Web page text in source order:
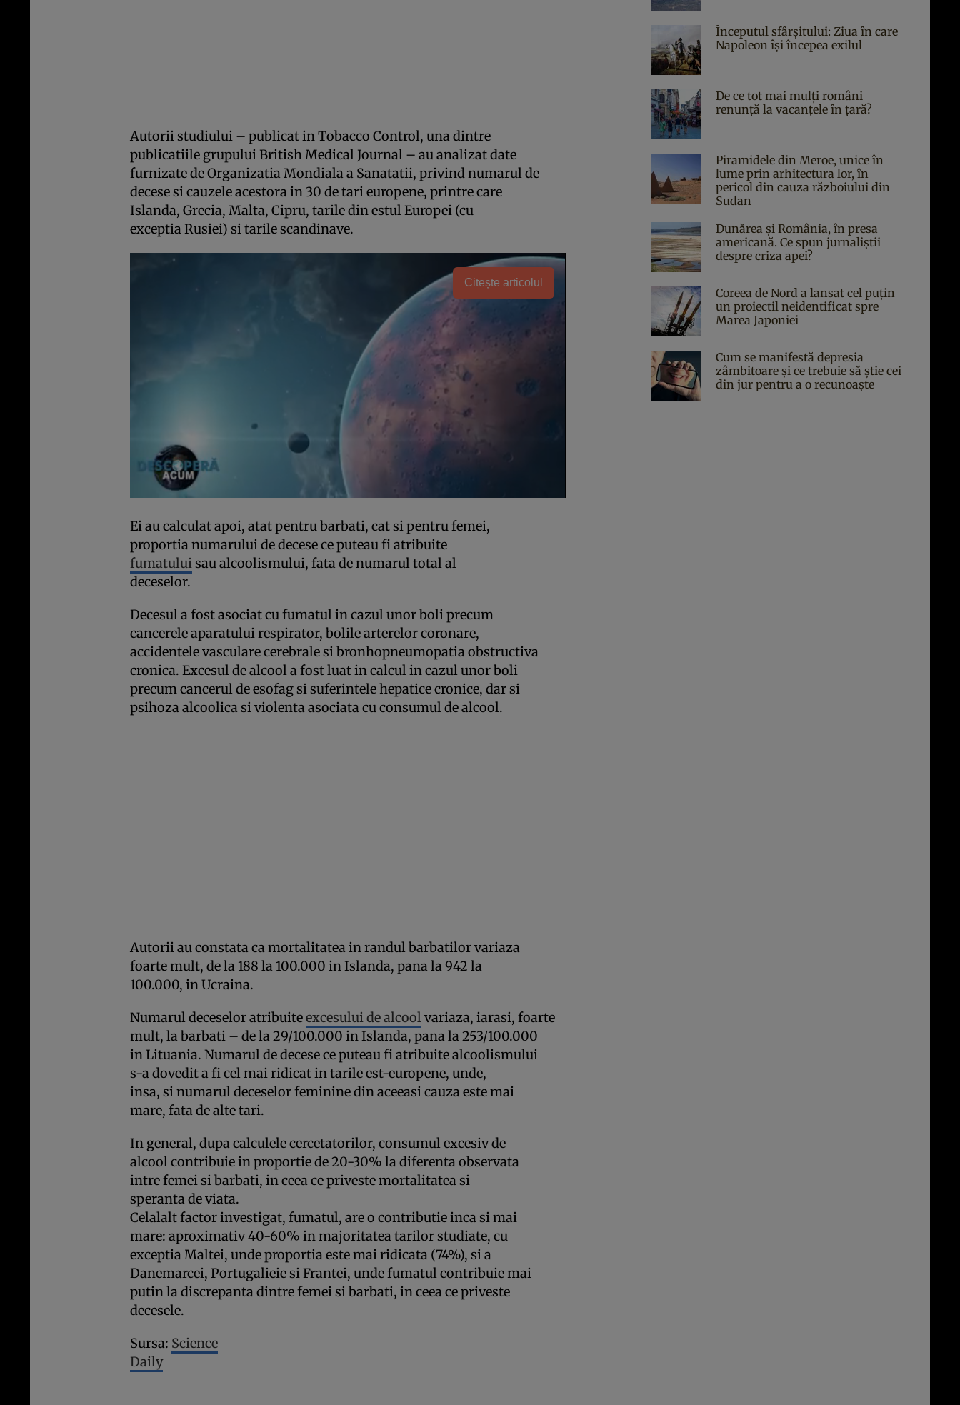
Autorii studiului – publicat in Tobacco Control, una dintre
publicatiile grupului British Medical Journal – au analizat date
furnizate de Organizatia Mondiala a Sanatatii, privind numarul de
decese si cauzele acestora in 30 de tari europene, printre care
Islanda, Grecia, Malta, Cipru, tarile din estul Europei (cu
exceptia Rusiei) si tarile scandinave.
Citește articolul
Ei au calculat apoi, atat pentru barbati, cat si pentru femei,
proportia numarului de decese ce puteau fi atribuite
fumatuluisau alcoolismului, fata de numarul total al
deceselor.
Decesul a fost asociat cu fumatul in cazul unor boli precum
cancerele aparatului respirator, bolile arterelor coronare,
accidentele vasculare cerebrale si bronhopneumopatia obstructiva
cronica. Excesul de alcool a fost luat in calcul in cazul unor boli
precum cancerul de esofag si suferintele hepatice cronice, dar si
psihoza alcoolica si violenta asociata cu consumul de alcool.
Autorii au constata ca mortalitatea in randul barbatilor variaza
foarte mult, de la 188 la 100.000 in Islanda, pana la 942 la
100.000, in Ucraina.
Numarul deceselor atribuiteexcesului de alcool variaza, iarasi, foarte
mult, la barbati – de la 29/100.000 in Islanda, pana la 253/100.000
in Lituania. Numarul de decese ce puteau fi atribuite alcoolismului
s-a dovedit a fi cel mai ridicat in tarile est-europene, unde,
insa, si numarul deceselor feminine din aceeasi cauza este mai
mare, fata de alte tari.
In general, dupa calculele cercetatorilor, consumul excesiv de
alcool contribuie in proportie de 20-30% la diferenta observata
intre femei si barbati, in ceea ce priveste mortalitatea si
speranta de viata.
Celalalt factor investigat, fumatul, are o contributie inca si mai
mare: aproximativ 40-60% in majoritatea tarilor studiate, cu
exceptia Maltei, unde proportia este mai ridicata (74%), si a
Danemarcei, Portugalieie si Frantei, unde fumatul contribuie mai
putin la discrepanta dintre femei si barbati, in ceea ce priveste
decesele.
Sursa: Science
Daily
Începutul sfârşitului: Ziua în care
Napoleon îşi începea exilul
De ce tot mai mulți români
renunță la vacanțele în țară?
Piramidele din Meroe, unice în
lume prin arhitectura lor, în
pericol din cauza războiului din
Sudan
Dunărea și România, în presa
americană. Ce spun jurnaliștii
despre criza apei?
Coreea de Nord a lansat cel puțin
un proiectil neidentificat spre
Marea Japoniei
Cum se manifestă depresia
zâmbitoare și ce trebuie să știe cei
din jur pentru a o recunoaște